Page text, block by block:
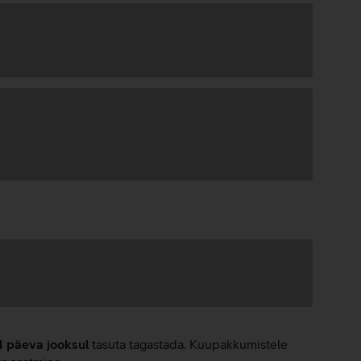
päeva jooksul tasuta tagastada. Kuupakkumistele